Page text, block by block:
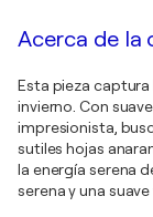
Acerca de la
Esta pieza
invierno. Con
impresionista,
sutiles hojas
la energía serena
serena y una